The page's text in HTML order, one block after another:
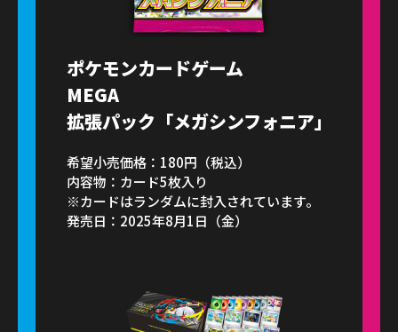
ポケモンカードゲーム
MEGA
拡張パック「メガシンフォニア」
希望小売価格：180円（税込）
内容物：カード5枚入り
※カードはランダムに封入されています。
発売日：2025年8月1日（金）